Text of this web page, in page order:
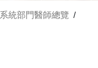
統部門醫師總覽 /